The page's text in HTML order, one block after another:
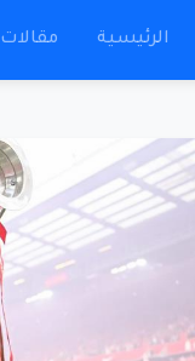
الرئيسية مقالات